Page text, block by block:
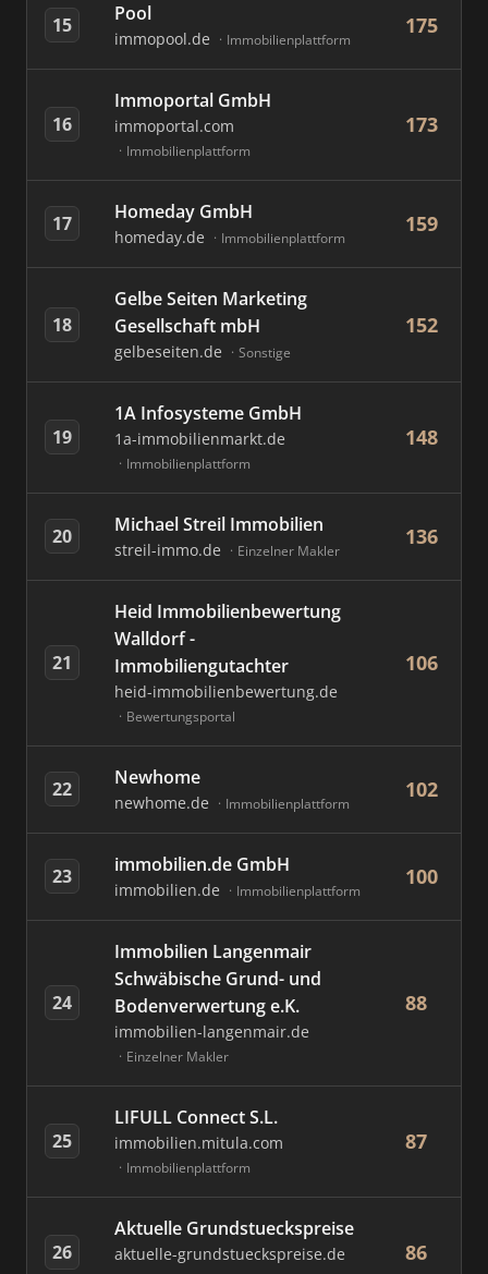
15 Pool
immopool.de Immobilienplattform
175
16
Immoportal GmbH
immoportal.com
Immobilienplattform
173
17 Homeday GmbH
homeday.de Immobilienplattform
159
18
Gelbe Seiten Marketing
Gesellschaft mbH
gelbeseiten.de Sonstige
152
19
1A Infosysteme GmbH
1a-immobilienmarkt.de
Immobilienplattform
148
20 Michael Streil Immobilien
streil-immo.de Einzelner Makler
136
21
Heid Immobilienbewertung
Walldorf -
Immobiliengutachter
heid-immobilienbewertung.de
Bewertungsportal
106
22 Newhome
newhome.de Immobilienplattform
102
23 immobilien.de GmbH
immobilien.de Immobilienplattform
100
24
Immobilien Langenmair
Schwäbische Grund- und
Bodenverwertung e.K.
immobilien-langenmair.de
Einzelner Makler
88
25
LIFULL Connect S.L.
immobilien.mitula.com
Immobilienplattform
87
26
Aktuelle Grundstueckspreise
aktuelle-grundstueckspreise.de 86